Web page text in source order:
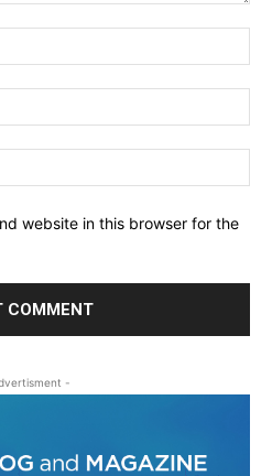
website in this browser for the
-